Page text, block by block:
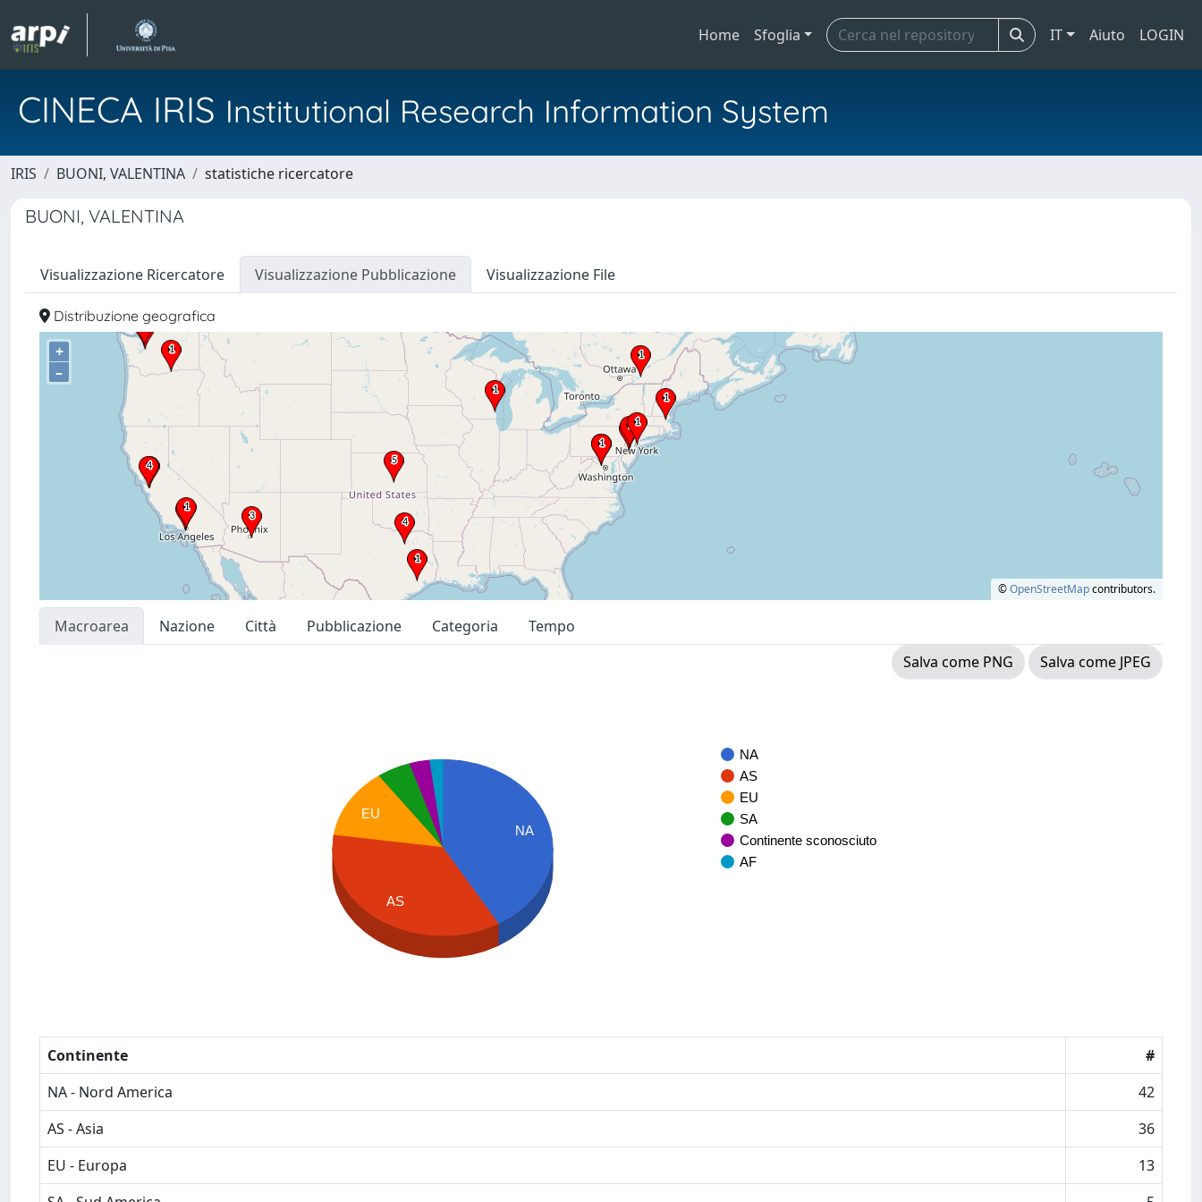
Home Sfoglia IT Aiuto LOGIN
CINECA IRIS Institutional Research Information System
IRIS BUONI, VALENTINA statistiche ricercatore
BUONI, VALENTINA
Visualizzazione Ricercatore Visualizzazione Pubblicazione Visualizzazione File
Distribuzione geografica
+
–
©OpenStreetMapcontributors.
Macroarea Nazione Città Pubblicazione Categoria
Tempo
Salva come PNG
Salva come JPEG
NA
AS
EU
SA
Continente sconosciuto
AF
NA
EU
AS
Continente
#
NA - Nord America
42
AS - Asia
36
EU - Europa
13